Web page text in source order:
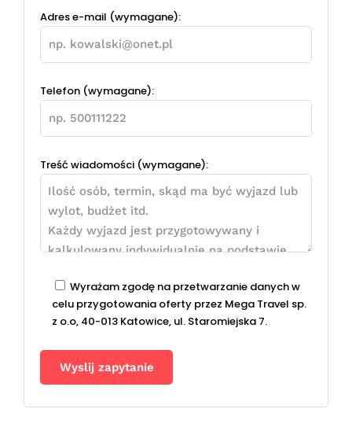
Adres e-mail (wymagane):
Telefon (wymagane):
Treść wiadomości (wymagane):
Wyrażam zgodę na przetwarzanie danych w
celu przygotowania oferty przez Mega Travel sp.
z o.o, 40-013 Katowice, ul. Staromiejska 7.